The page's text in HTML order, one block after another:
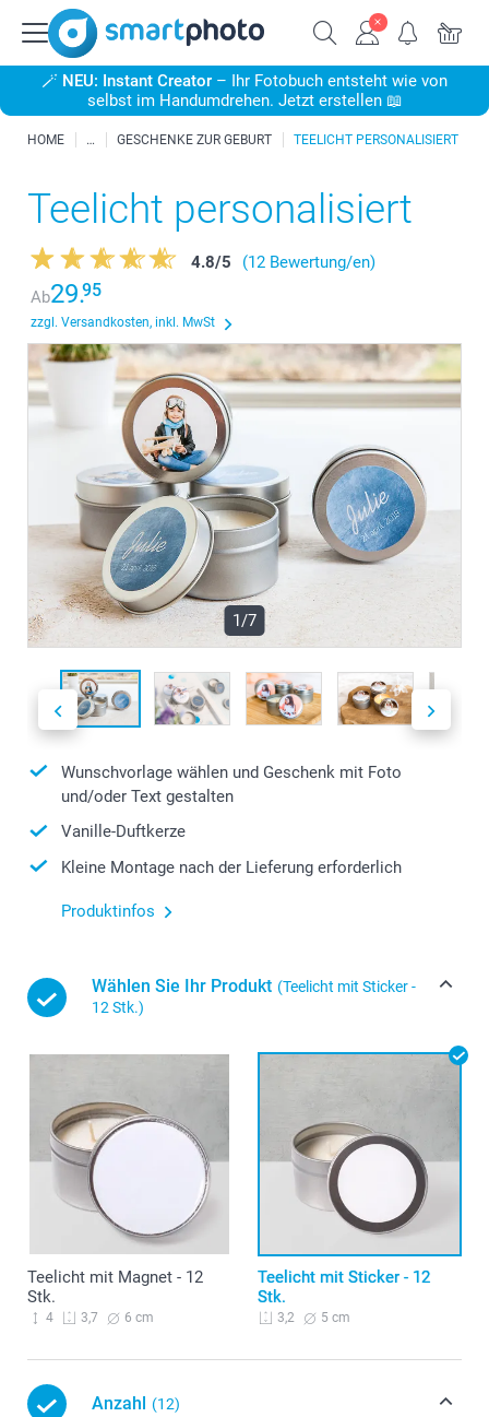
🪄 NEU: Instant Creator – Ihr Fotobuch entsteht wie von
selbst im Handumdrehen. Jetzt erstellen 📖
HOME GESCHENKE ZUR GEBURT TEELICHT PERSONALISIERT
Teelicht personalisiert
4.8/5
(12 Bewertung/en)
Ab29.95
zzgl. Versandkosten, inkl. MwSt
1/7
Wunschvorlage wählen und Geschenk mit Foto
und/oder Text gestalten
Vanille-Duftkerze
Kleine Montage nach der Lieferung erforderlich
Produktinfos
Wählen Sie Ihr Produkt (Teelicht mit Sticker -
12 Stk.)
Teelicht mit Magnet - 12
Stk.
4 3,7 6 cm
Teelicht mit Sticker - 12
Stk.
3,2 5 cm
Anzahl (12)